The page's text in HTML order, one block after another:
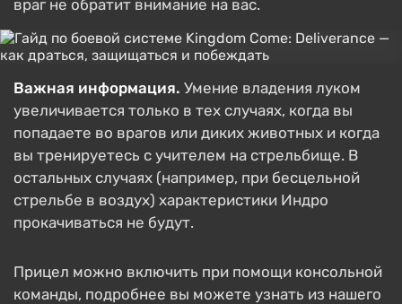
враг не обратит внимание на вас.
Важная информация. Умение владения луком
увеличивается только в тех случаях, когда вы
попадаете во врагов или диких животных и когда
вы тренируетесь с учителем на стрельбище. В
остальных случаях (например, при бесцельной
стрельбе в воздух) характеристики Индро
прокачиваться не будут.
Прицел можно включить при помощи консольной
команды, подробнее вы можете узнать из нашего